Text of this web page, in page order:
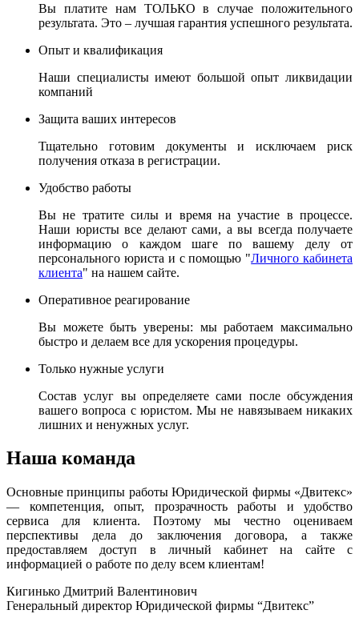
Вы платите нам ТОЛЬКО в случае положительного
результата. Это – лучшая гарантия успешного результата.
Опыт и квалификация
Наши специалисты имеют большой опыт ликвидации
компаний
Защита ваших интересов
Тщательно готовим документы и исключаем риск
получения отказа в регистрации.
Удобство работы
Вы не тратите силы и время на участие в процессе.
Наши юристы все делают сами, а вы всегда получаете
информацию о каждом шаге по вашему делу от
персонального юриста и с помощью "Личного кабинета
клиента" на нашем сайте.
Оперативное реагирование
Вы можете быть уверены: мы работаем максимально
быстро и делаем все для ускорения процедуры.
Только нужные услуги
Состав услуг вы определяете сами после обсуждения
вашего вопроса с юристом. Мы не навязываем никаких
лишних и ненужных услуг.
Наша команда
Основные принципы работы Юридической фирмы «Двитекс»
— компетенция, опыт, прозрачность работы и удобство
сервиса для клиента. Поэтому мы честно оцениваем
перспективы дела до заключения договора, а также
предоставляем доступ в личный кабинет на сайте с
информацией о работе по делу всем клиентам!
Кигинько Дмитрий Валентинович
Генеральный директор Юридической фирмы “Двитекс”